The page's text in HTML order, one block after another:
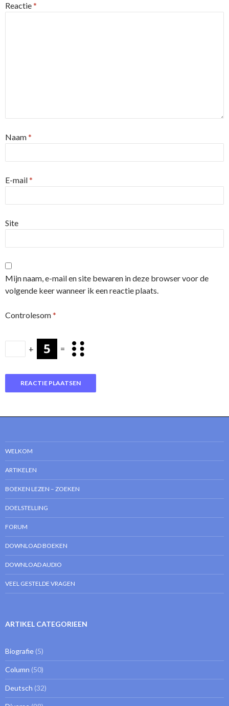
Reactie*
Naam*
E-mail*
Site
Mijn naam, e-mail en site bewaren in deze browser voor de
volgende keer wanneer ik een reactie plaats.
Controlesom*
+ =
WELKOM
ARTIKELEN
BOEKEN LEZEN – ZOEKEN
DOELSTELLING
FORUM
DOWNLOAD BOEKEN
DOWNLOAD AUDIO
VEEL GESTELDE VRAGEN
ARTIKEL CATEGORIEEN
Biografie (5)
Column (50)
Deutsch (32)